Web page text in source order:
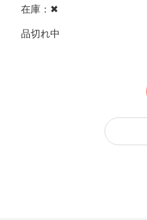
在庫：✖︎
品切れ中